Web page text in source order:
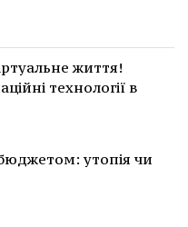
життя!
технології в
утопія чи